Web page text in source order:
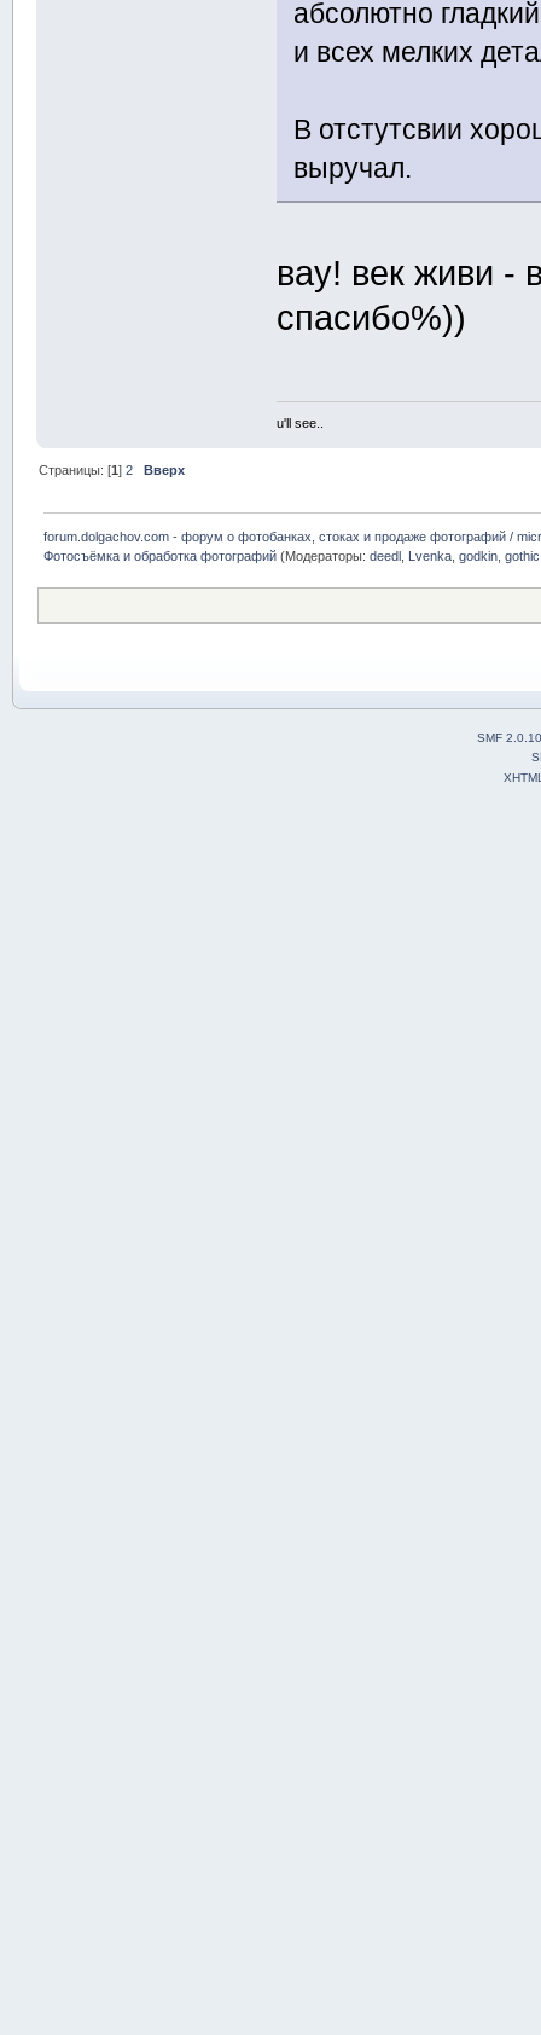
абсолютно
и всех мелких
В отстутсвии
выручал.
вау! век живи -
спасибо%))
u'll see..
Страницы: [1]2 Вверх
forum.dolgachov.com - форум о фотобанках, стоках и продаже фотографий /
Фотосъёмка и обработка фотографий (Модераторы:deedl Lvenka ,godkin ,gothic
SMF